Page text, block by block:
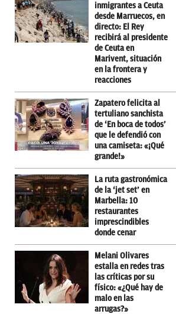
inmigrantes a Ceuta
desde Marruecos, en
directo: El Rey
recibirá al presidente
de Ceuta en
Marivent, situación
en la frontera y
reacciones
Zapatero felicita al
tertuliano sanchista
de ‘En boca de todos’
que le defendió con
una camiseta: «¡Qué
grande!»
La ruta gastronómica
de la ‘jet set’ en
Marbella: 10
restaurantes
imprescindibles
donde cenar
Melani Olivares
estalla en redes tras
las críticas por su
físico: «¿Qué hay de
malo en las
arrugas?»